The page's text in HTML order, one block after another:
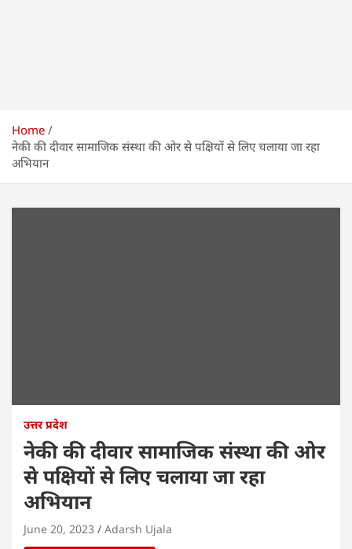
Home
नेकी की दीवार सामाजिक संस्था की ओर से पक्षियों से लिए चलाया जा रहा
अभियान
उत्तर प्रदेश
नेकी की दीवार सामाजिक संस्था की ओर
से पक्षियों से लिए चलाया जा रहा
अभियान
June 20, 2023 Adarsh Ujala